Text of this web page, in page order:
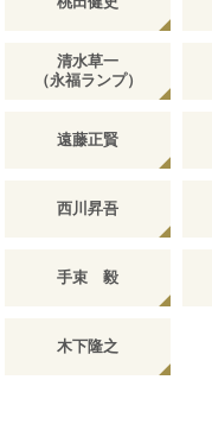
清水草一
（永福ランプ）
遠藤正賢
西川昇吾
手束 毅
木下隆之